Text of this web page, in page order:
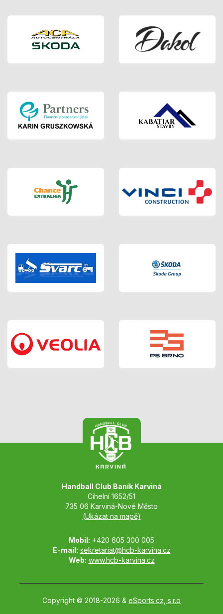
Handball Club Baník Karviná
Cihelní 1652/51
735 06 Karviná-Nové Město
(Ukázat na mapě)
Mobil: +420 605 300 005
E-mail: sekretariat@hcb-karvina.cz
Web: www.hcb-karvina.cz
Copyright © 2018-2026 & eSports.cz, s.r.o